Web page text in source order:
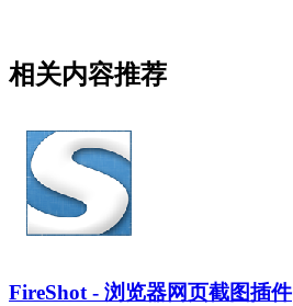
相关内容推荐
FireShot - 浏览器网页截图插件